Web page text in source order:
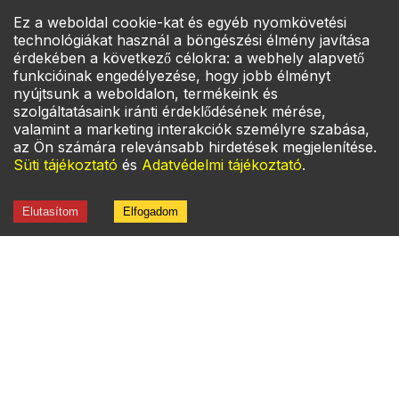
Ez a weboldal cookie-kat és egyéb nyomkövetési
technológiákat használ a böngészési élmény javítása
érdekében a következő célokra: a webhely alapvető
funkcióinak engedélyezése, hogy jobb élményt
nyújtsunk a weboldalon, termékeink és
szolgáltatásaink iránti érdeklődésének mérése,
valamint a marketing interakciók személyre szabása,
az Ön számára relevánsabb hirdetések megjelenítése.
Süti tájékoztató és Adatvédelmi tájékoztató.
Elutasítom Elfogadom
ÉTLAP
Bejelentkezés
Főoldal
Rólunk
Gyik
Kapcsolat